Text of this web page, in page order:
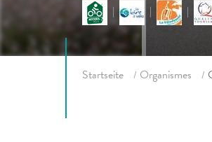
Startseite Organismes